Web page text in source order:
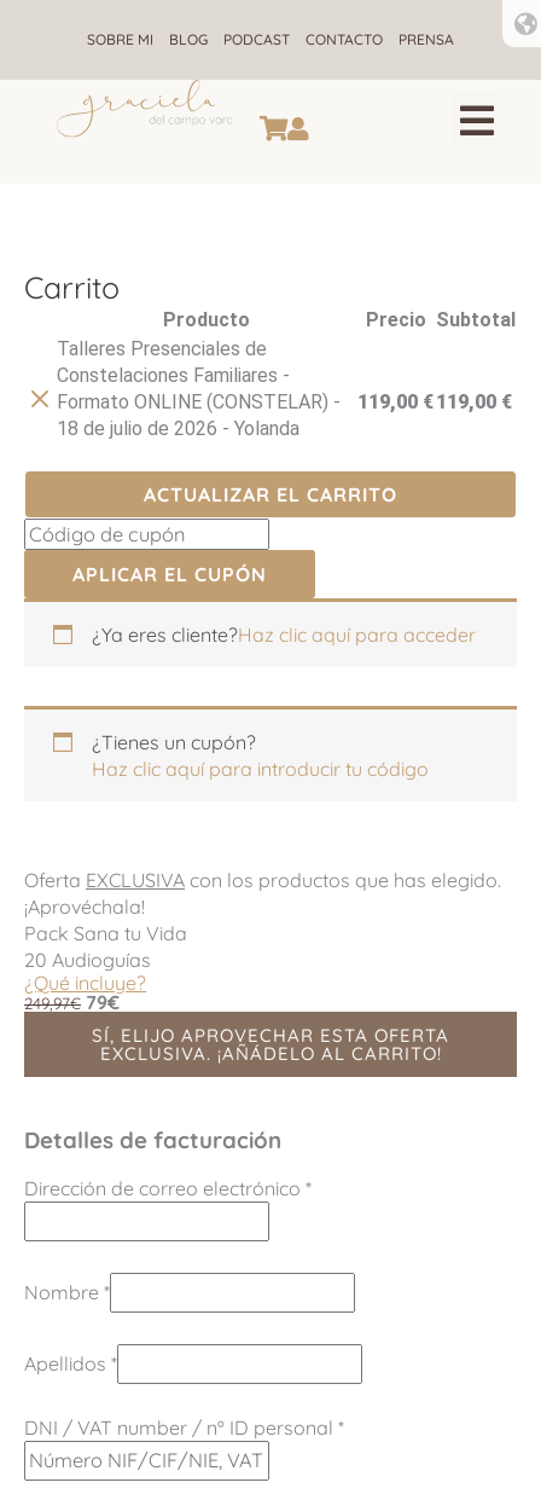
SOBRE MI BLOG PODCAST CONTACTO PRENSA
Carrito
artículo
Producto Precio Subtotal
Talleres Presenciales de
Constelaciones Familiares -
Formato ONLINE (CONSTELAR) -
18 de julio de 2026 - Yolanda
119,00 €119,00 €
ACTUALIZAR EL CARRITO
APLICAR EL CUPÓN
¿Ya eres cliente?Haz clic aquí para acceder
¿Tienes un cupón?
Haz clic aquí para introducir tu código
Oferta EXCLUSIVA con los productos que has elegido.
¡Aprovéchala!
Pack Sana tu Vida
20 Audioguías
¿Qué incluye?
249,97€ 79€
SÍ, ELIJO APROVECHAR ESTA OFERTA
EXCLUSIVA. ¡AÑÁDELO AL CARRITO!
Detalles de facturación
Dirección de correo electrónico *
Nombre *
Apellidos *
DNI / VAT number / nº ID personal *
habitación,
habitación,